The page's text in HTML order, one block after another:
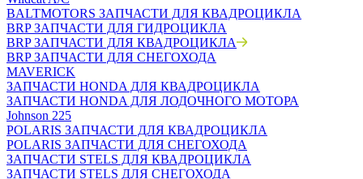
BALTMOTORS ЗАПЧАСТИ ДЛЯ КВАДРОЦИКЛА
BRP ЗАПЧАСТИ ДЛЯ ГИДРОЦИКЛА
BRP ЗАПЧАСТИ ДЛЯ КВАДРОЦИКЛА
BRP ЗАПЧАСТИ ДЛЯ СНЕГОХОДА
MAVERICK
ЗАПЧАСТИ HONDA ДЛЯ КВАДРОЦИКЛА
ЗАПЧАСТИ HONDA ДЛЯ ЛОДОЧНОГО МОТОРА
Johnson 225
POLARIS ЗАПЧАСТИ ДЛЯ КВАДРОЦИКЛА
POLARIS ЗАПЧАСТИ ДЛЯ СНЕГОХОДА
ЗАПЧАСТИ STELS ДЛЯ КВАДРОЦИКЛА
ЗАПЧАСТИ STELS ДЛЯ СНЕГОХОДА